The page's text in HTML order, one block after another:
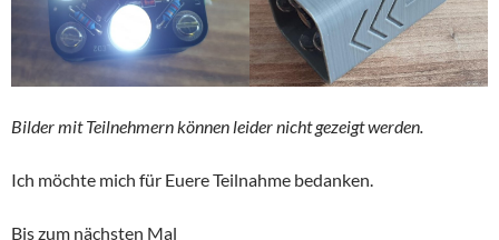
Bilder mit Teilnehmern können leider nicht gezeigt werden.
Ich möchte mich für Euere Teilnahme bedanken.
Bis zum nächsten Mal